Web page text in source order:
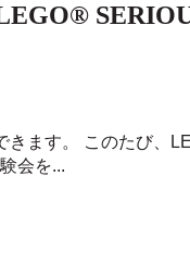
きます。 このたび
会を...